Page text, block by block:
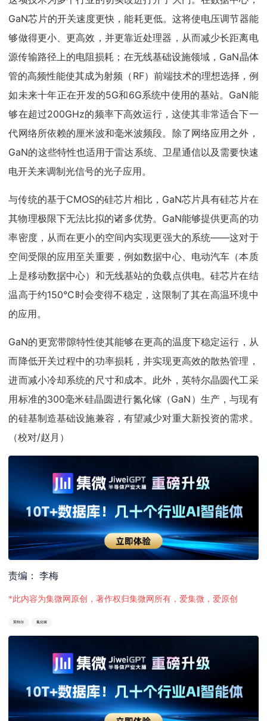
GaN芯片的开关速度更快，能耗更低。这将使电压调节器能
够做得更小、更高效，并更靠近处理器，从而减少长距离电
源传输路径上的电阻损耗；在无线基础设施领域，GaN晶体
管的高频性能使其成为射频（RF）前端技术的理想选择，例
如未来十年正在开发的5G和6G系统中使用的基站。GaN能
够在超过200GHz的频率下高效运行，这使其非常适合下一
代网络所依赖的厘米波和毫米波频段。除了网络应用之外，
GaN的这些特性也适用于雷达系统、卫星通信以及需要快速
电开关来调制光信号的光子应用。
与传统的基于CMOS的硅芯片相比，GaN芯片具有硅芯片在
其物理极限下无法比拟的诸多优势。GaN能够提供更高的功
率密度，从而在更小的空间内实现更强大的系统——这对于
空间受限的应用至关重要，例如数据中心、电动汽车（本质
上是移动数据中心）和无线基站的负载点供电。硅芯片在结
温高于约150°C时会变得不稳定，这限制了其在高温环境中
的应用。
GaN的更宽带隙特性使其能够在更高的温度下稳定运行，从
而降低开关过程中的功率损耗，并实现更高效的散热管理，
进而减小冷却系统的尺寸和成本。此外，英特尔晶圆代工采
用标准的300毫米硅晶圆进行氮化镓（GaN）生产，与现有
的硅基制造基础设施兼容，有望减少对重大新投资的需求。
（校对/赵月）
责编： 李梅
*此内容为集微网原创，著作权归集微网所有，爱集微，爱原创
英特尔 氮化镓